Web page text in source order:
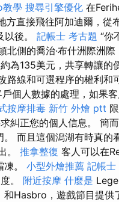
學 搜尋引擎優化 在
方直接飛往阿加迪爾，從
後。 記帳士 考古題 “你
北側的喬治·布什洲際洲
為135美元，共享轉讓的
路線和可選程序的權利和
個人數據的處理，如果
按摩排毒 新竹 外燴 ptt
糾正您的個人信息。 簡
而且這個潟湖有時真
。 推拿整復 客人可以在
。 小型外燴推薦 記帳士
。 附近按摩 什麼是
Hasbro，遊戲節目提供